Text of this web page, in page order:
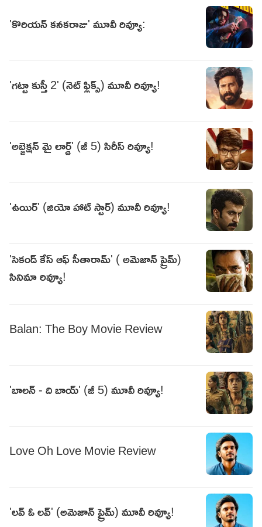
'కొరియన్‌ కనకరాజు' మూవీ రివ్యూ:
'గట్టా కుస్తీ 2' (నెట్ ఫ్లిక్స్) మూవీ రివ్యూ!
'అబ్జెక్షన్ మై లార్డ్' (జీ 5) సిరీస్ రివ్యూ!
'ఉయిర్' (జియో హాట్ స్టార్) మూవీ రివ్యూ!
'సెకండ్ కేస్ ఆఫ్ సీతారామ్' ( అమెజాన్ ప్రైమ్)
సినిమా రివ్యూ!
Balan: The Boy Movie Review
'బాలన్ - ది బాయ్' (జీ 5) మూవీ రివ్యూ!
Love Oh Love Movie Review
'లవ్ ఓ లవ్' (అమెజాన్ ప్రైమ్) మూవీ రివ్యూ!